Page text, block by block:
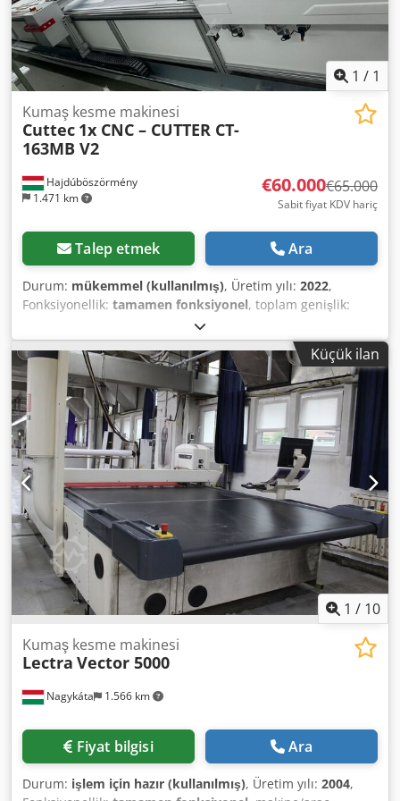
1 / 1
Hajdúböszörmény
1.471 km
Kumaş kesme makinesi
Cuttec 1x CNC – CUTTER CT-
163MB V2
€60.000€65.000
Sabit fiyat KDV hariç
Talep etmek Ara
Durum: mükemmel (kullanılmış), Üretim yılı: 2022,
Fonksiyonellik: tamamen fonksiyonel, toplam genişlik:
5.000 mm
163MB V2 Efektif çalışma genişliği 1650 mm Kesme
penceresi uzunluğu 4500 mm Toplam uzunluk yaklaşık
6000 mm Dedpfxjywzkxo Ahcjck Tasarım: Yüksek kütle
ivmesi için X ve Y yönünde lineer kılavuzlu, sabit tip kesim
makinesi. OMRON markalı fırçasız tork servo motorlar.
İşletim sistemi Windows 7 Ultimate 1 Serim Makinesi Serim
arabasının manuel beslemesi dahil. Kenar kontrolü ve
otomasyon dekorasyonu mevcuttur. Kesim makinesi, CNC
kesici üzerinde gerçekleştirilen servo motor kontrollü
montaj ile beslenmektedir.
Küçük ilan
1 / 10
Nagykáta 1.566 km
Kumaş kesme makinesi
Lectra Vector 5000
Fiyat bilgisi Ara
Durum: işlem için hazır (kullanılmış), Üretim yılı: 2004,